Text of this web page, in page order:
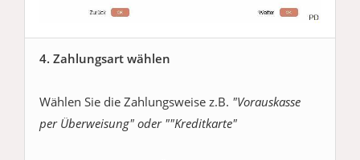
4. Zahlungsart wählen
Wählen Sie die Zahlungsweise z.B. "Vorauskasse
per Überweisung" oder ""Kreditkarte"